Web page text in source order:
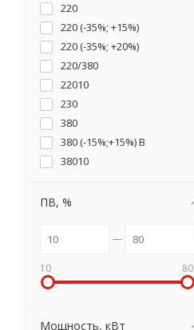
220
220 (-35%; +15%)
220 (-35%; +20%)
220/380
22010
230
380
380 (-15%;+15%) В
38010
ПВ, %
10 80
Мощность, кВт